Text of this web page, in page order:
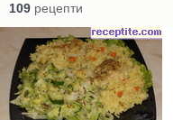
109 рецепти